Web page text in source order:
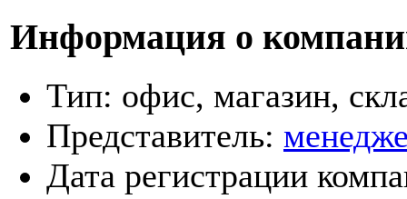
Информация о
Тип: офис, магазин,
Представитель:
Дата регистрации